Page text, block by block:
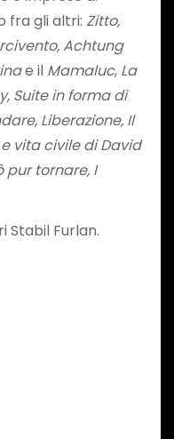
fra gli altri: Zitto,
Achtung
e il Mamaluc,La
Suite in forma di
Liberazione, Il
vita civile di David
pur tornare, I
Stabil Furlan.